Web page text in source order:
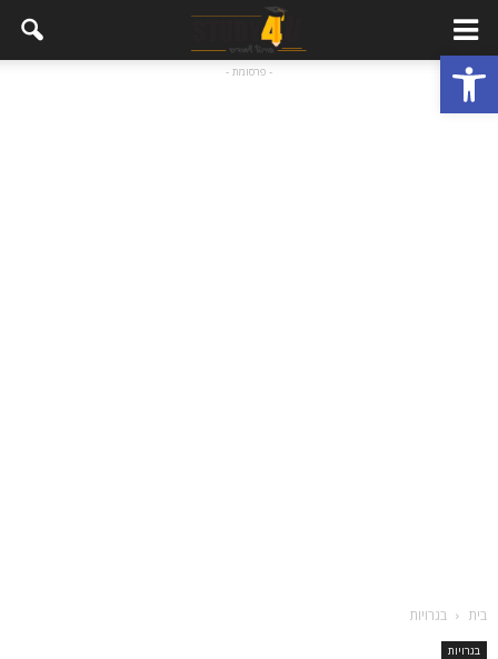
פתח סרגל נגישות - פרסומת -
בית בגרויות
בגרויות